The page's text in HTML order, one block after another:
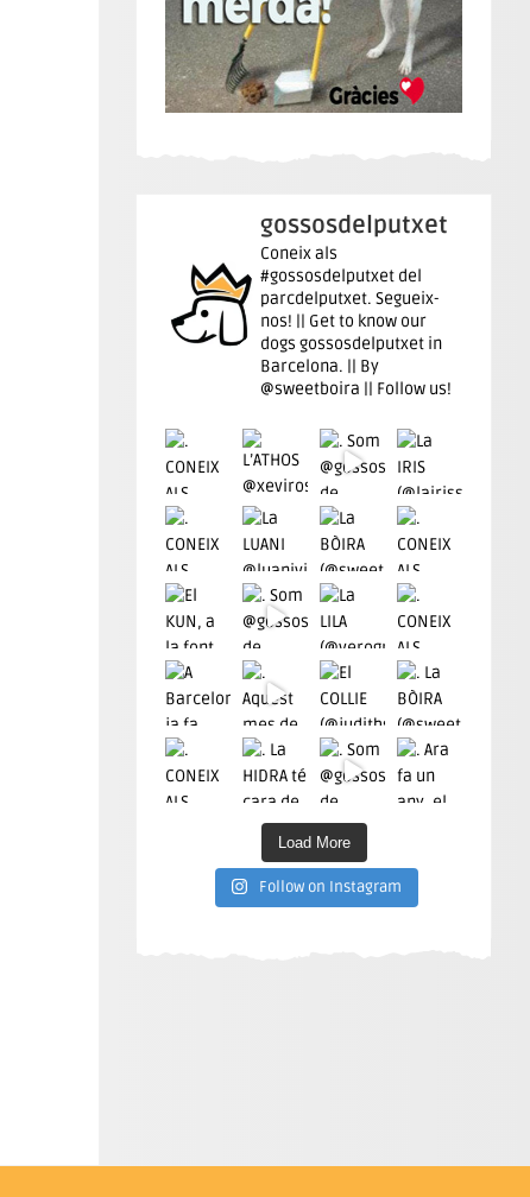
gossosdelputxet
Coneix als
#gossosdelputxet del
parcdelputxet. Segueix-
nos! || Get to know our
dogs gossosdelputxet in
Barcelona. || By
@sweetboira || Follow us!
Load More
Follow on Instagram